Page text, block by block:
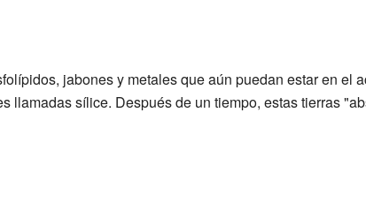
jabones y metales que aún puedan estar en el
llamadas sílice. Después de un tiempo, estas tierras